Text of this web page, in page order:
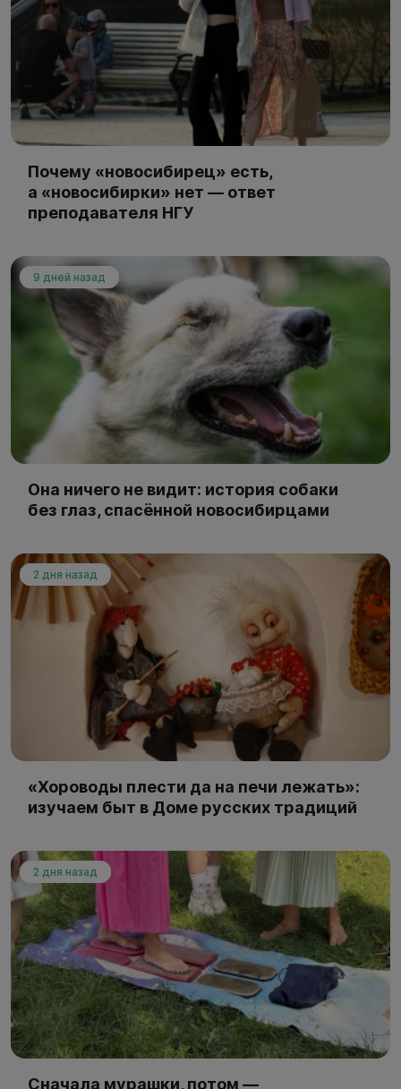
Почему «новосибирец» есть,
а «новосибирки» нет — ответ
преподавателя НГУ
9 дней назад
Она ничего не видит: история собаки
без глаз, спасённой новосибирцами
2 дня назад
«Хороводы плести да на печи лежать»:
изучаем быт в Доме русских традиций
2 дня назад
Сначала мурашки, потом —